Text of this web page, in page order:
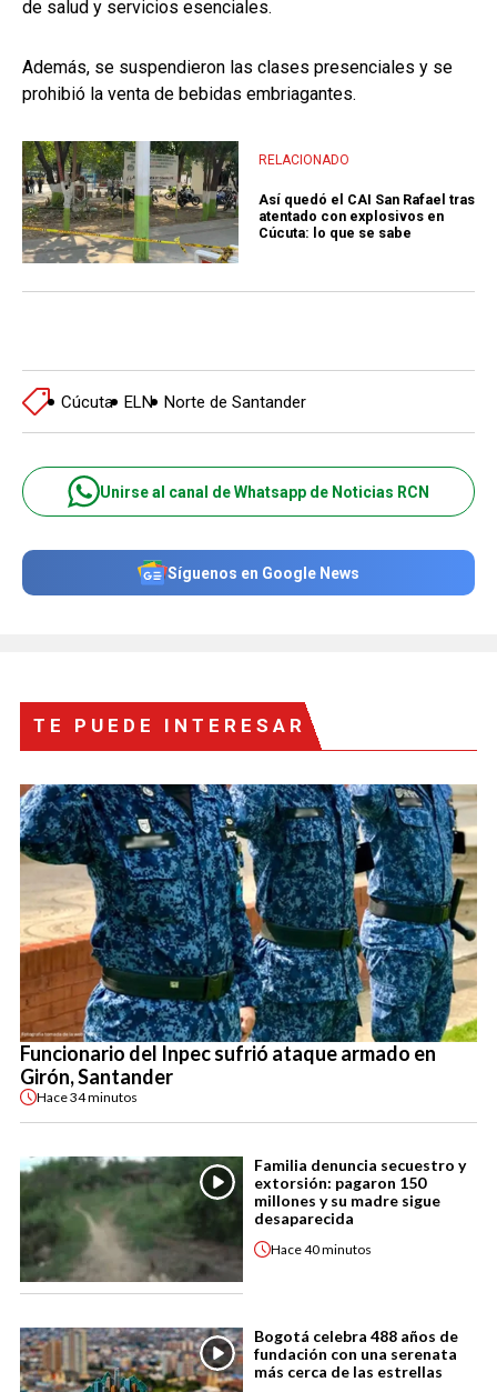
de salud y servicios esenciales.
Además, se suspendieron las clases presenciales y se
prohibió la venta de bebidas embriagantes.
RELACIONADO
Así quedó el CAI San Rafael tras
atentado con explosivos en
Cúcuta: lo que se sabe
Cúcuta ELN Norte de Santander
Unirse al canal de Whatsapp de Noticias RCN
Síguenos en Google News
TE PUEDE INTERESAR
Funcionario del Inpec sufrió ataque armado en
Girón, Santander
Hace34 minutos
Familia denuncia secuestro y
extorsión: pagaron 150
millones y su madre sigue
desaparecida
Hace40 minutos
Bogotá celebra 488 años de
fundación con una serenata
más cerca de las estrellas